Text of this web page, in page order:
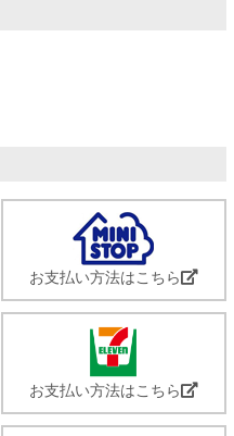
お支払い方法はこちら
お支払い方法はこちら